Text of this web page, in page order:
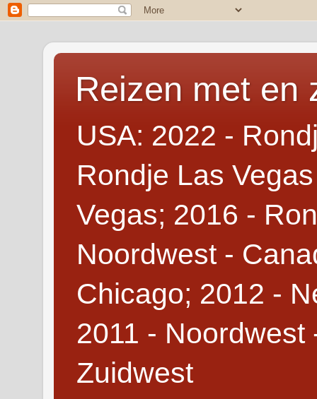
Reizen met en
USA: 2022 -
Rondje Las
Vegas; 2016 -
Noordwest -
Chicago; 2012 -
2011 - Noordwest
Zuidwest